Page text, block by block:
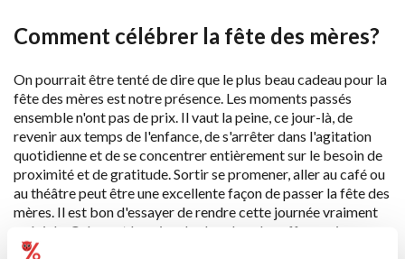
Comment célébrer la fête des mères?
On pourrait être tenté de dire que le plus beau cadeau pour la
fête des mères est notre présence. Les moments passés
ensemble n'ont pas de prix. Il vaut la peine, ce jour-là, de
revenir aux temps de l'enfance, de s'arrêter dans l'agitation
quotidienne et de se concentrer entièrement sur le besoin de
proximité et de gratitude. Sortir se promener, aller au café ou
au théâtre peut être une excellente façon de passer la fête des
mères. Il est bon d'essayer de rendre cette journée vraiment
spéciale. Cela vaut la peine de chercher des offres qui
rendraient le temps passé ensemble plus attrayant: une